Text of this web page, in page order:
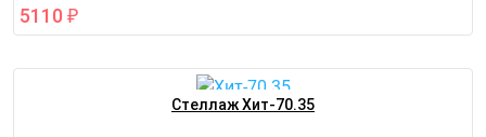
5110 ₽
Стеллаж Хит-70.35